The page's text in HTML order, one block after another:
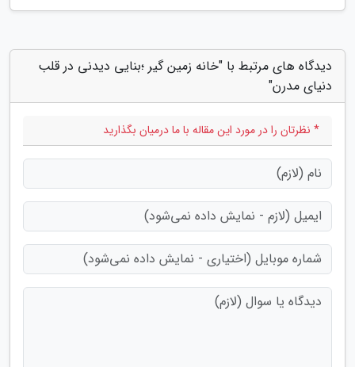
دیدگاه های مرتبط با "خانه زمین گیر ؛بنایی دیدنی در قلب
دنیای مدرن"
* نظرتان را در مورد این مقاله با ما درمیان بگذارید